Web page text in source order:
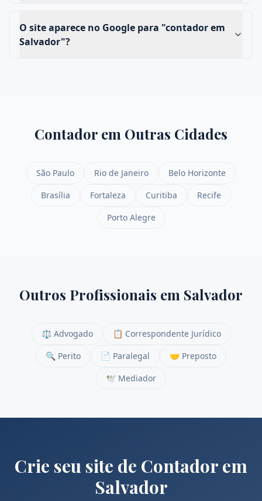
O site aparece no Google para "contador em
Salvador"?
Contador em Outras Cidades
São Paulo Rio de Janeiro
Belo Horizonte
Brasília
Fortaleza Curitiba
Recife
Porto Alegre
Outros Profissionais em Salvador
⚖️ Advogado 📋 Correspondente Jurídico
🔍 Perito 📄 Paralegal 🤝 Preposto
🕊️ Mediador
Crie seu site de Contador em
Salvador